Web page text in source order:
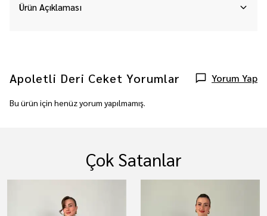
Ürün Açıklaması
Apoletli Deri Ceket Yorumlar Yorum Yap
Bu ürün için henüz yorum yapılmamış.
Çok Satanlar